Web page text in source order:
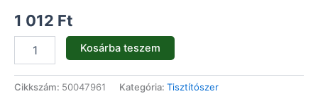
1 012 Ft
Kosárba teszem
Cikkszám: 50047961 Kategória: Tisztítószer